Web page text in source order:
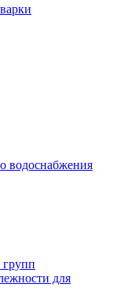
водоснабжения
для